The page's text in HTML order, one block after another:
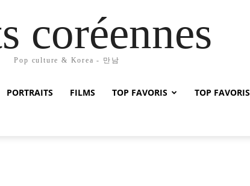
coréennes
Pop culture & Korea - 만남
PORTRAITS FILMS TOP FAVORIS TOP FAVORIS